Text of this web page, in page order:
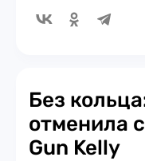
Без
отменила
Gun Kelly